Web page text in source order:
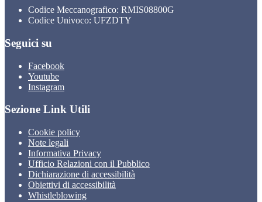
Codice Meccanografico: RMIS08800G
Codice Univoco: UFZDTY
Seguici su
Facebook
Youtube
Instagram
Sezione Link Utili
Cookie policy
Note legali
Informativa Privacy
Ufficio Relazioni con il Pubblico
Dichiarazione di accessibilità
Obiettivi di accessibilità
Whistleblowing